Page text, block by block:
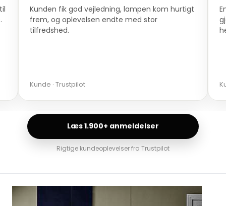
Kunden fik god vejledning, lampen kom hurtigt
frem, og oplevelsen endte med stor
tilfredshed.
Kunde · Trustpilot
Læs 1.900+ anmeldelser
Rigtige kundeoplevelser fra Trustpilot